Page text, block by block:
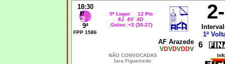
18:30
9ª
FPP 1586
5º Lugar 12 Pts
8J 4V 4D
Golos: +3 (30-27)
1ª
AF Arazede
VDVDVDDV 6
NÃO CONVOCADAS
Iara Figueiredo